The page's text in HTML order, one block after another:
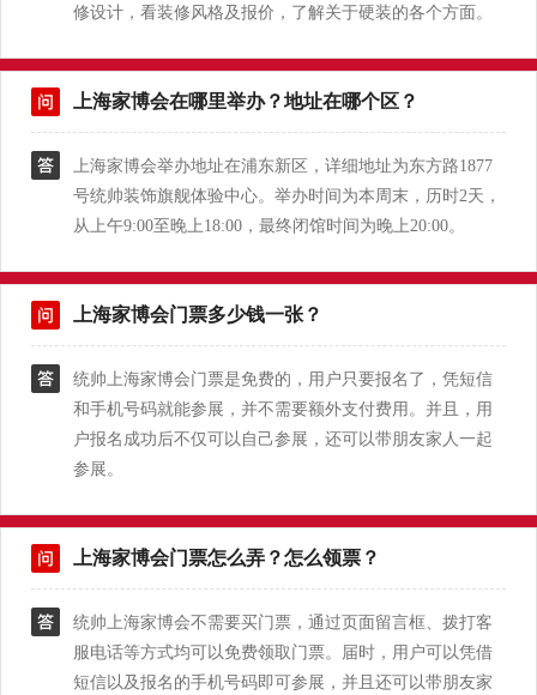
修设计，看装修风格及报价，了解关于硬装的各个方面。
上海家博会在哪里举办？地址在哪个区？
上海家博会举办地址在浦东新区，详细地址为东方路1877
号统帅装饰旗舰体验中心。举办时间为本周末，历时2天，
从上午9:00至晚上18:00，最终闭馆时间为晚上20:00。
上海家博会门票多少钱一张？
统帅上海家博会门票是免费的，用户只要报名了，凭短信
和手机号码就能参展，并不需要额外支付费用。并且，用
户报名成功后不仅可以自己参展，还可以带朋友家人一起
参展。
上海家博会门票怎么弄？怎么领票？
统帅上海家博会不需要买门票，通过页面留言框、拨打客
服电话等方式均可以免费领取门票。届时，用户可以凭借
短信以及报名的手机号码即可参展，并且还可以带朋友家